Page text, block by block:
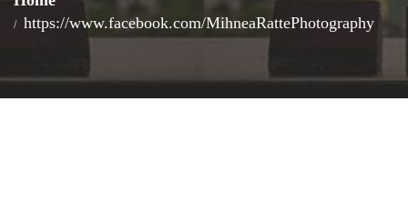
https://www.facebook.com/MihneaRattePhotography